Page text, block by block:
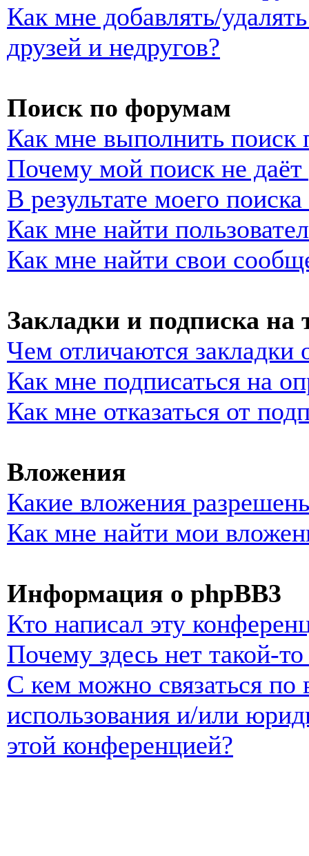
Как мне добавлять/
друзей и недругов?
Поиск по форумам
Как мне выполнить
Почему мой поиск не даёт
В результате моего
Как мне найти
Как мне найти свои
Закладки и подписка на
Чем отличаются закладки
Как мне подписаться на
Как мне отказаться от
Вложения
Какие вложения
Как мне найти мои
Информация о phpBB3
Кто написал эту
Почему здесь нет такой-
С кем можно связаться по
использования и/или
этой конференцией?